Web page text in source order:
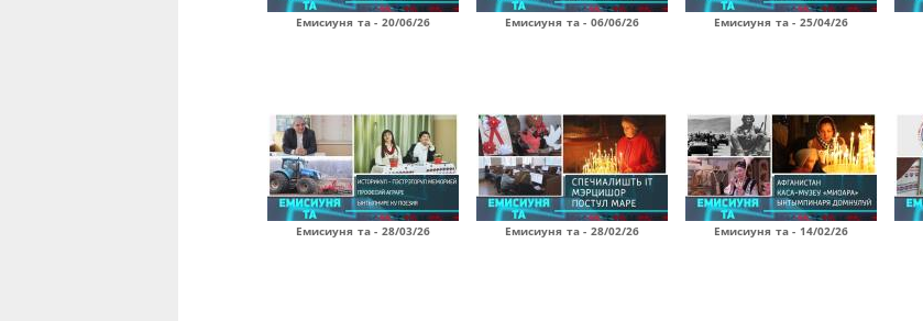
Емисиуня та - 20/06/26 Емисиуня та - 06/06/26 Емисиуня та - 25/04/26
Емисиуня та - 28/03/26 Емисиуня та - 28/02/26 Емисиуня та - 14/02/26